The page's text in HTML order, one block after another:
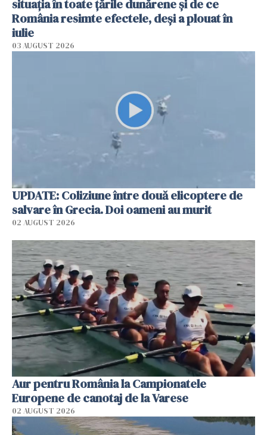
situația în toate țările dunărene și de ce
România resimte efectele, deși a plouat în
iulie
03 AUGUST 2026
UPDATE: Coliziune între două elicoptere de
salvare în Grecia. Doi oameni au murit
02 AUGUST 2026
Aur pentru România la Campionatele
Europene de canotaj de la Varese
02 AUGUST 2026